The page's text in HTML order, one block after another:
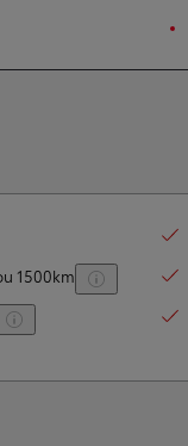
1500km